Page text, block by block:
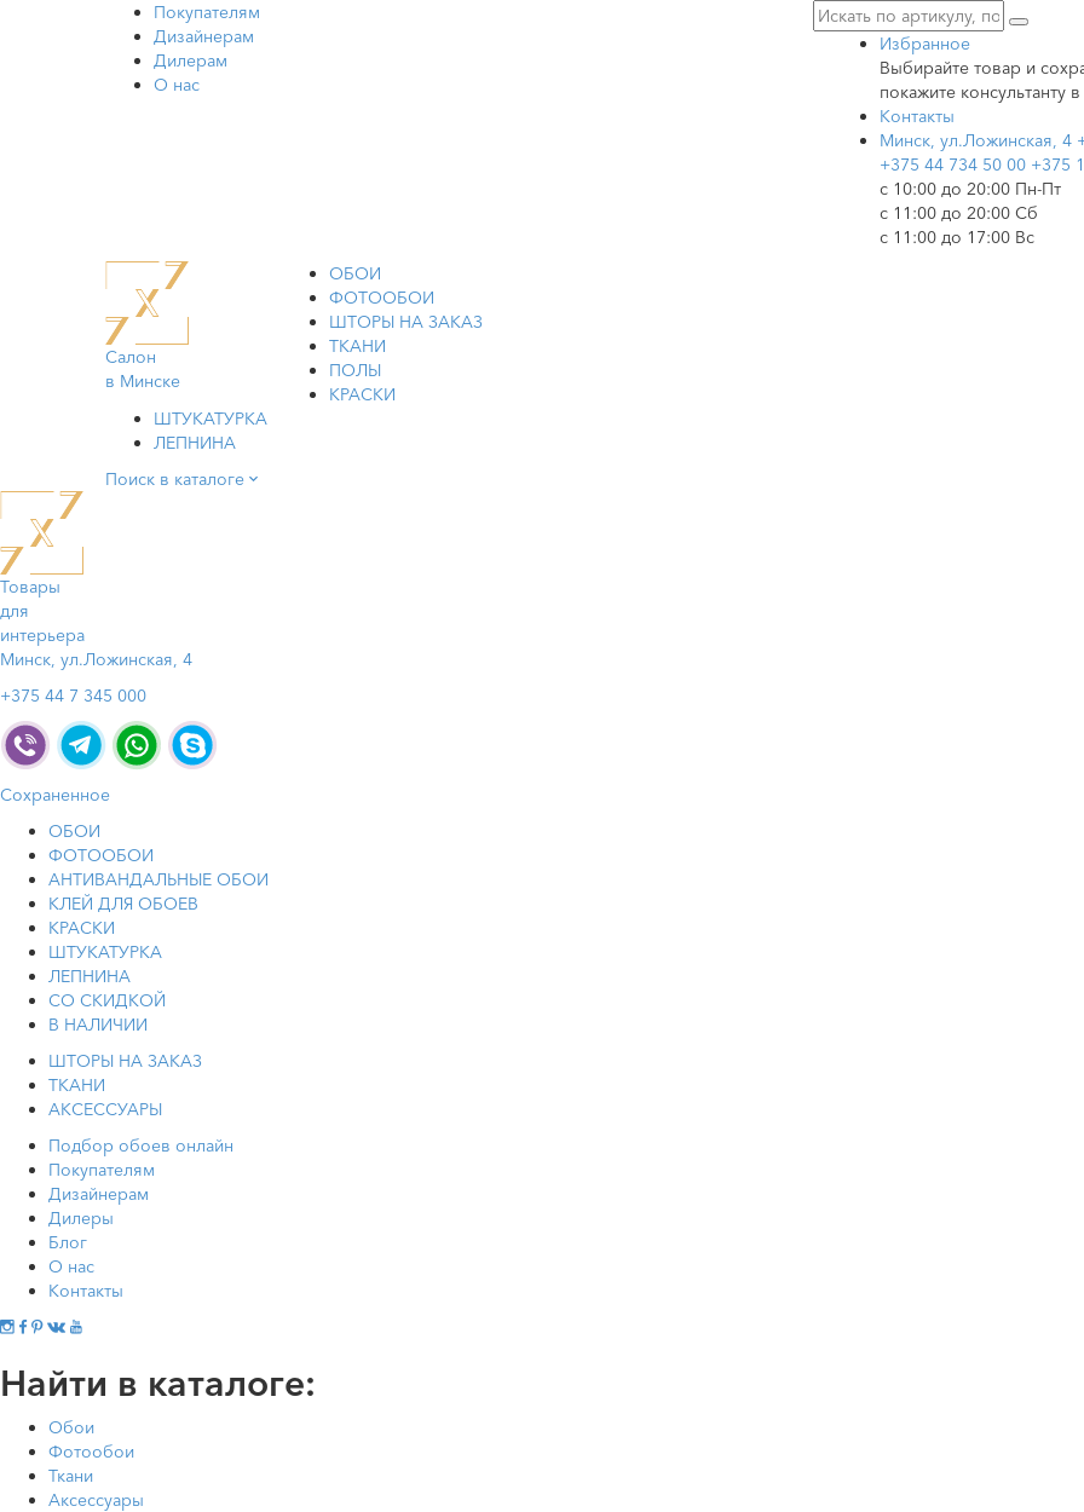
Покупателям
Дизайнерам
Дилерам
О нас
Избранное
Выбирайте товар и
покажите консультанту
Контакты
Минск, ул.Ложинская, 4
+375 44 734 50 00 +375
c 10:00 до 20:00 Пн-Пт
с 11:00 до 20:00 Сб
с 11:00 до 17:00 Вс
Салон
в Минске
ОБОИ
ФОТООБОИ
ШТОРЫ НА ЗАКАЗ
ТКАНИ
ПОЛЫ
КРАСКИ
ШТУКАТУРКА
ЛЕПНИНА
Поиск в каталоге
Товары
для
интерьера
Минск, ул.Ложинская, 4
+375 44 7 345 000
Сохраненное
ОБОИ
ФОТООБОИ
АНТИВАНДАЛЬНЫЕ ОБОИ
КЛЕЙ ДЛЯ ОБОЕВ
КРАСКИ
ШТУКАТУРКА
ЛЕПНИНА
СО СКИДКОЙ
В НАЛИЧИИ
ШТОРЫ НА ЗАКАЗ
ТКАНИ
АКСЕССУАРЫ
Подбор обоев онлайн
Покупателям
Дизайнерам
Дилеры
Блог
О нас
Контакты
Найти в каталоге:
Обои
Фотообои
Ткани
Аксессуары